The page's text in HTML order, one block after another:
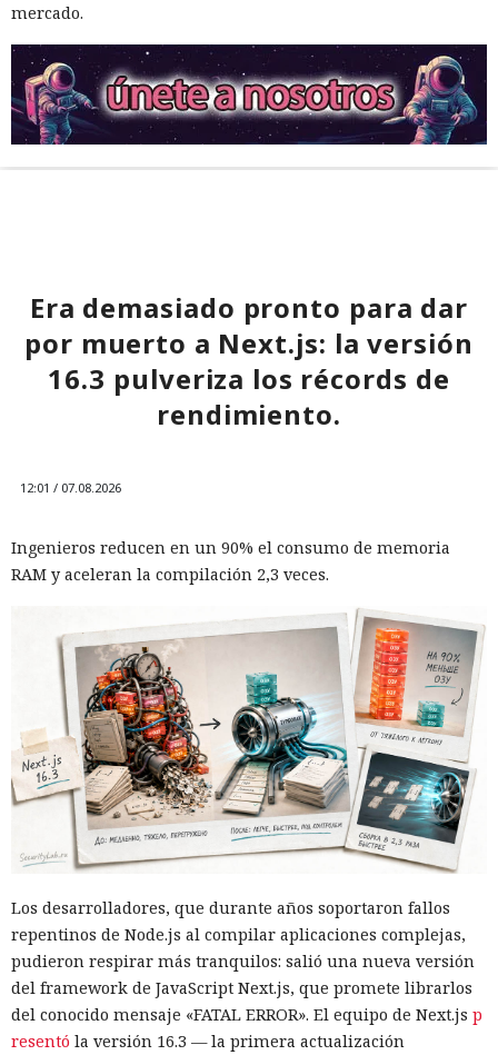
mercado.
Era demasiado pronto para dar
por muerto a Next.js: la versión
16.3 pulveriza los récords de
rendimiento.
12:01 / 07.08.2026
Ingenieros reducen en un 90% el consumo de memoria
RAM y aceleran la compilación 2,3 veces.
Los desarrolladores, que durante años soportaron fallos
repentinos de Node.js al compilar aplicaciones complejas,
pudieron respirar más tranquilos: salió una nueva versión
del framework de JavaScript Next.js, que promete librarlos
del conocido mensaje «FATAL ERROR». El equipo de Next.js p
resentó la versión 16.3 — la primera actualización